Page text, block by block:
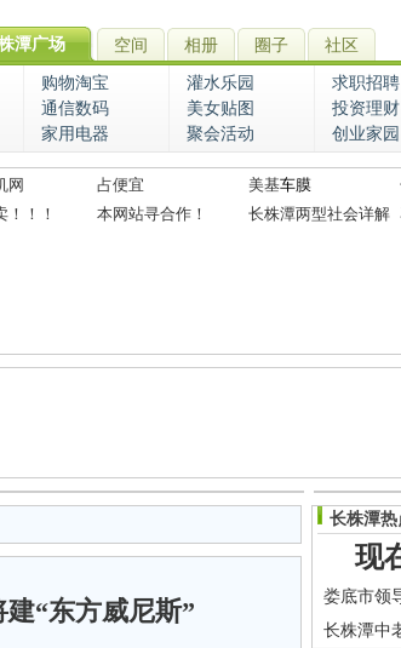
潭广场 空间 相册 圈子 社区
购物淘宝 灌水乐园 求职招聘
通信数码 美女贴图 投资理财
家用电器 聚会活动 创业家园
网 占便宜 美基车膜
！！！ 本网站寻合作！ 长株潭两型社会详解
“东方威尼斯”
长株潭热
现